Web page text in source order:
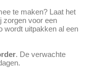
te maken? Laat het
zorgen voor een
wordt uitpakken al een
. De verwachte